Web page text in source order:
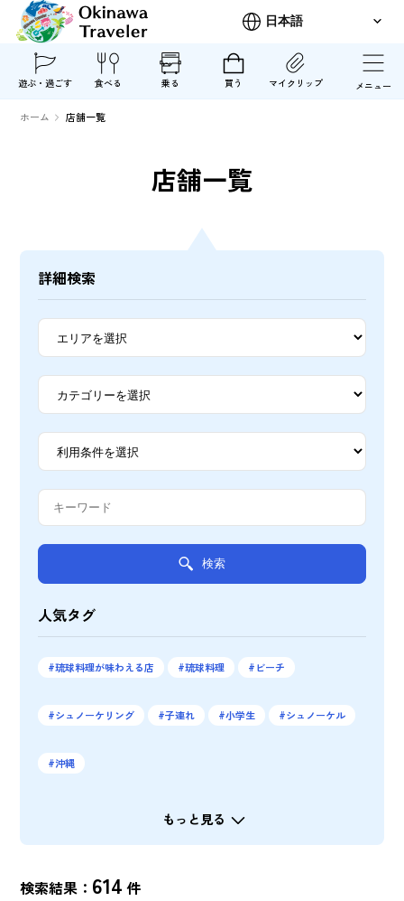
遊ぶ・過ごす 食べる 乗る 買う マイクリップ メニュー
ホーム 店舗一覧
店舗一覧
詳細検索
検索
人気タグ
琉球料理が味わえる店 琉球料理 ビーチ
シュノーケリング 子連れ 小学生 シュノーケル
沖縄
もっと見る
検索結果： 614 件